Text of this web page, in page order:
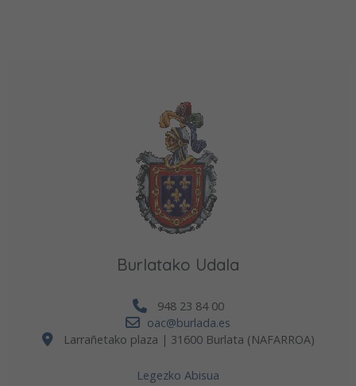
Burlatako Udala
948 23 84 00
oac@burlada.es
Larrañetako plaza | 31600 Burlata (NAFARROA)
Legezko Abisua